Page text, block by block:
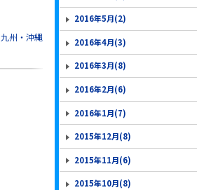
九州・沖縄
2016年5月(2)
2016年4月(3)
2016年3月(8)
2016年2月(6)
2016年1月(7)
2015年12月(8)
2015年11月(6)
2015年10月(8)